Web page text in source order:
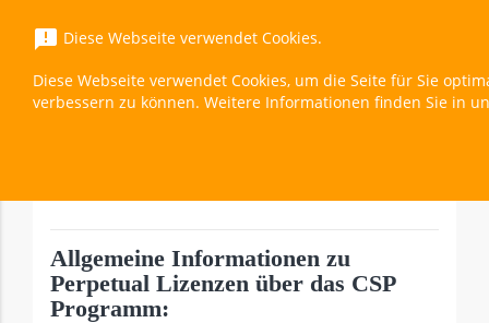
menu
Rights Management Services (RMS) 2025
Allgemeine Informationen zu
Perpetual Lizenzen über das CSP
Programm:
announcement Diese Webseite verwendet Cookies.
Diese Webseite verwendet Cookies, um die Seite für Sie
verbessern zu können. Weitere Informationen finden Sie in